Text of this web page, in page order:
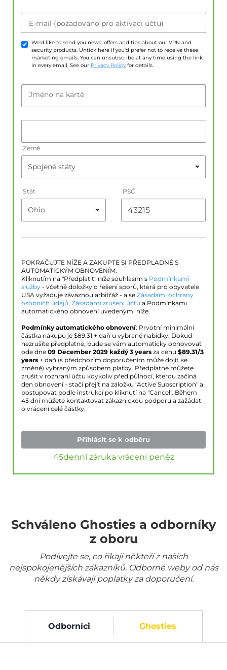
E-mail (požadováno pro aktivaci účtu)
We'd like to send you news, offers and tips about our VPN and
security products. Untick here if you'd prefer not to receive these
marketing emails. You can unsubscribe at any time using the link
in every email. See our Privacy Policy for details.
Jméno na kartě
Země
Stát PSČ
POKRAČUJTE NÍŽE A ZAKUPTE SI PŘEDPLADNÉ S
AUTOMATICKÝM OBNOVENÍM.
Kliknutím na "Předplatit" níže souhlasím s Podmínkami
služby - včetně doložky o řešení sporů, která pro obyvatele
USA vyžaduje závaznou arbitřáž - a se Zásadami ochrany
osobních údajů, Zásadami zrušení účtu a Podmínkami
automatického obnovení uvedenými níže.
Podmínky automatického obnovení: Prvotní minimální
částka nákupu je $89.31 + daň u vybrané nabídky. Dokud
nezrušíte předplatné, bude se vám automaticky obnovovat
ode dne 09 December 2029 každý 3 years za cenu $89.31/3
years + daň (s předchozím doporučením může dojít ke
změně) vybraným způsobem platby. Předplatné můžete
zrušit v rozhraní účtu kdykoliv před půlnocí, kterou začíná
den obnovení - stačí přejít na záložku "Active Subscription" a
postupovat podle instrukcí po kliknutí na "Cancel". Během
45 dní můžete kontaktovat zákaznickou podporu a zažádat
o vrácení celé částky.
Přihlásit se k odběru
45denní záruka vrácení peněz
Schváleno Ghosties a odborníky
z oboru
Podívejte se, co říkají někteří z našich
nejspokojenějších zákazníků. Odborné weby od nás
někdy získávají poplatky za doporučení.
Odborníci Ghosties